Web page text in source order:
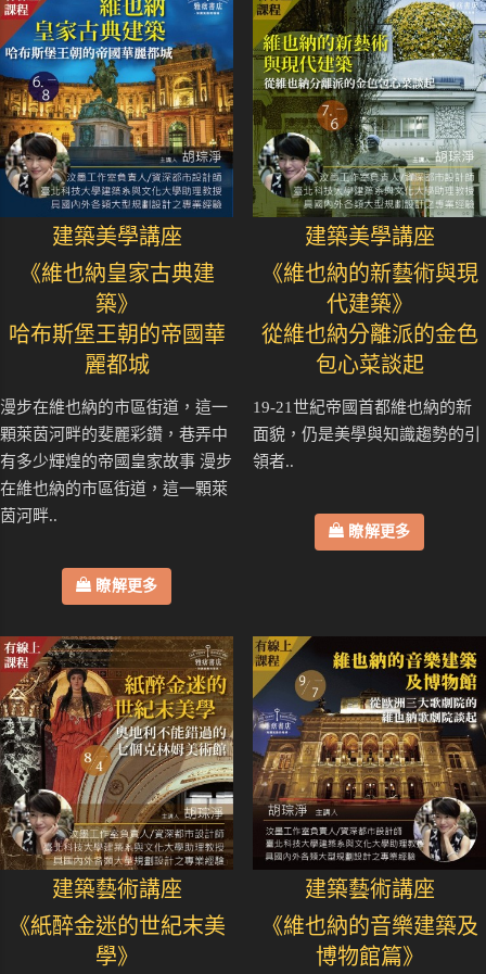
建築美學講座
《維也納皇家古典建
築》
哈布斯堡王朝的帝國華
麗都城
漫步在維也納的市區街道，這一
顆萊茵河畔的斐麗彩鑽，巷弄中
有多少輝煌的帝國皇家故事 漫步
在維也納的市區街道，這一顆萊
茵河畔..
瞭解更多
建築美學講座
《維也納的新藝術與現
代建築》
從維也納分離派的金色
包心菜談起
19-21世紀帝國首都維也納的新
面貌，仍是美學與知識趨勢的引
領者..
瞭解更多
建築藝術講座
《紙醉金迷的世紀末美
學》
建築藝術講座
《維也納的音樂建築及
博物館篇》